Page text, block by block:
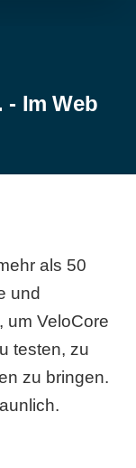
- Im Web
als 50
und
um VeloCore
testen, zu
zu bringen.